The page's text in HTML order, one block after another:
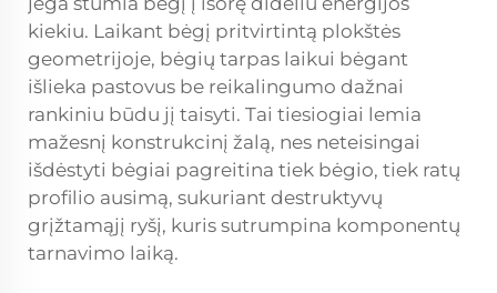
kiekiu. Laikant bėgį pritvirtintą plokštės
geometrijoje, bėgių tarpas laikui bėgant
išlieka pastovus be reikalingumo dažnai
rankiniu būdu jį taisyti. Tai tiesiogiai lemia
mažesnį konstrukcinį žalą, nes neteisingai
išdėstyti bėgiai pagreitina tiek bėgio, tiek ratų
profilio ausimą, sukuriant destruktyvų
grįžtamąjį ryšį, kuris sutrumpina komponentų
tarnavimo laiką.